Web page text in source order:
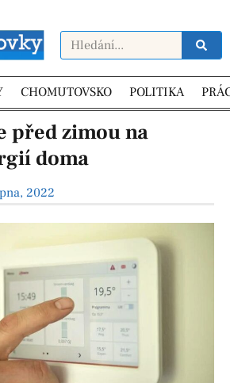
CHOMUTOVSKO POLITIKA
před zimou na
doma
2022